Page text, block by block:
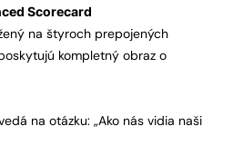
Scorecard
na štyroch prepojených
kompletný obraz o
na otázku: „Ako nás vidia naši